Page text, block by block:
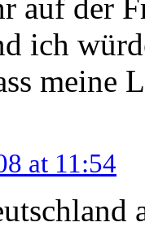
auf der
ich
meine
at 11:54